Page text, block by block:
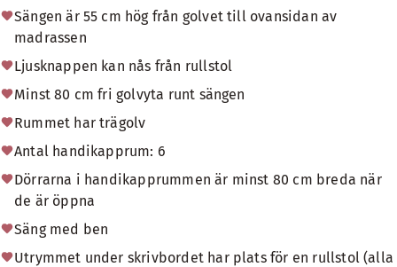
Sängen är 55 cm hög från golvet till ovansidan av
madrassen
Ljusknappen kan nås från rullstol
Minst 80 cm fri golvyta runt sängen
Rummet har trägolv
Antal handikapprum: 6
Dörrarna i handikapprummen är minst 80 cm breda när
de är öppna
Säng med ben
Utrymmet under skrivbordet har plats för en rullstol (alla